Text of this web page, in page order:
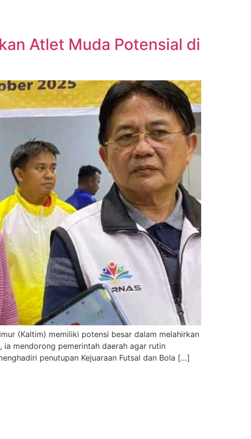
Atlet Muda Potensial di
(Kaltim) memiliki potensi besar dalam melahirkan
mendorong pemerintah daerah agar rutin
penutupan Kejuaraan Futsal dan Bola […]